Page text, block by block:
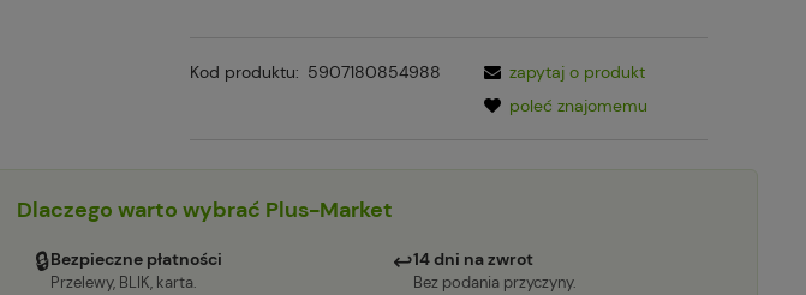
Kod produktu: 5907180854988
zapytaj o produkt
poleć znajomemu
Dlaczego warto wybrać Plus-Market
🔒Bezpieczne płatności
Przelewy, BLIK, karta.
↩14 dni na zwrot
Bez podania przyczyny.